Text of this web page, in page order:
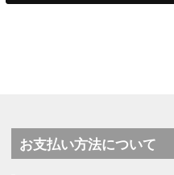
お支払い方法について